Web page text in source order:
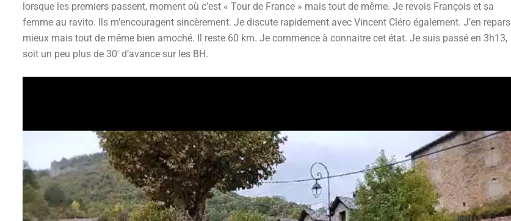
lorsque les premiers passent, moment où c’est « Tour de France » mais tout de même. Je revois François et sa
femme au ravito. Ils m’encouragent sincèrement. Je discute rapidement avec Vincent Cléro également. J’en repars
mieux mais tout de même bien amoché. Il reste 60 km. Je commence à connaitre cet état. Je suis passé en 3h13,
soit un peu plus de 30′ d’avance sur les BH.